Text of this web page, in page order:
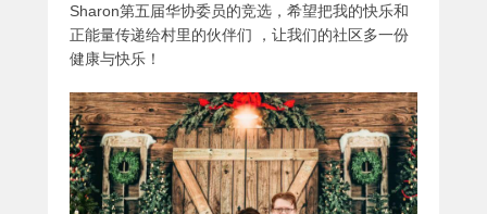
Sharon第五届华协委员的竞选，希望把我的快乐和
正能量传递给村里的伙伴们 ，让我们的社区多一份
健康与快乐！